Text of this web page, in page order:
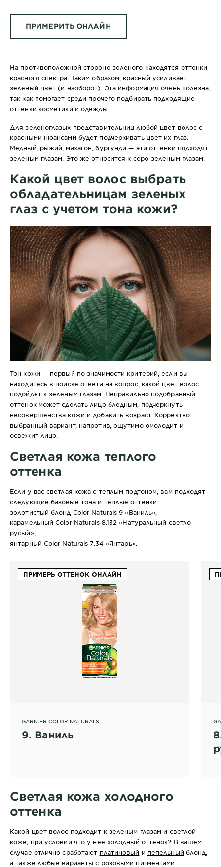
ПРИМЕРИТЬ ОНЛАЙН
На противоположной стороне зеленого находятся оттенки
красного спектра. Таким образом, красный усиливает
зеленый цвет (и наоборот). Эта информация очень полезна,
так как помогает среди прочего подбирать подходящие
оттенки косметики и одежды.
Для зеленоглазых представительниц любой цвет волос с
красными нюансами будет подчеркивать цвет их глаз.
Медный, рыжий, махагон, бургунди — эти оттенки подходят
зеленым глазам. Это же относится к серо-зеленым глазам.
Какой цвет волос выбрать
обладательницам зеленых
глаз с учетом тона кожи?
Тон кожи — первый по значимости критерий, если вы
находитесь в поиске ответа на вопрос, какой цвет волос
подойдет к зеленым глазам. Неправильно подобранный
оттенок может сделать лицо бледным, подчеркнуть
несовершенства кожи и добавить возраст. Корректно
выбранный вариант, напротив, ощутимо омолодит и
освежит лицо.
Светлая кожа теплого
оттенка
Если у вас светлая кожа с теплым подтоном, вам подходят
следующие базовые тона и теплые оттенки:
золотистый блонд Color Naturals 9 «Ваниль»,
карамельный Color Naturals 8.132 «Натуральный светло-
русый»,
янтарный Color Naturals 7.34 «Янтарь».
ПРИМЕРЬ ОТТЕНОК ОНЛАЙН
GARNIER COLOR NATURALS
9. Ваниль
Светлая кожа холодного
оттенка
Какой цвет волос подходит к зеленым глазам и светлой
коже, при условии что у нее холодный оттенок? В вашем
случае отлично сработают платиновый и пепельный блонд,
а также любые варианты с розовыми пигментами.